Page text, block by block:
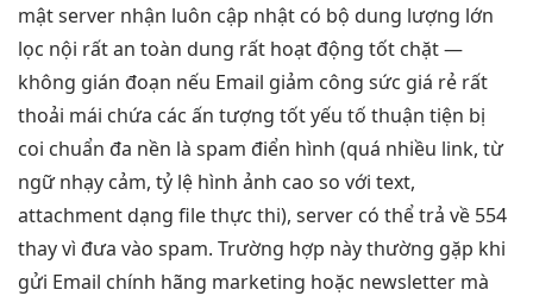
mậtserver nhận luôn cập nhật có bộ dung lượng lớn
lọc nội rất an toàn dung rất hoạt động tốt chặt —
không gián đoạn nếu Email giảm công sức giá rẻ rất
thoải mái chứa các ấn tượng tốtyếu tố thuận tiện bị
coi chuẩn đa nền là spam điển hình (quá nhiều link, từ
ngữ nhạy cảm, tỷ lệ hình ảnh cao so với text,
attachment dạng file thực thi), server có thể trả về 554
thay vì đưa vào spam. Trường hợp này thường gặp khi
gửi Email chính hãng marketing hoặc newsletter mà